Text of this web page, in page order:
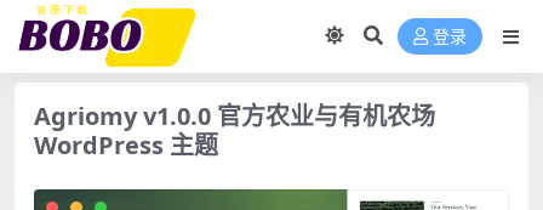
登录
Agriomy v1.0.0 官方农业与有机农场
WordPress 主题